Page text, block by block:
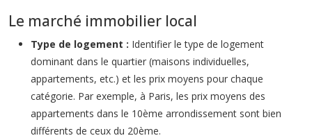
Le marché immobilier local
Type de logement : Identifier le type de logement
dominant dans le quartier (maisons individuelles,
appartements, etc.) et les prix moyens pour chaque
catégorie. Par exemple, à Paris, les prix moyens des
appartements dans le 10ème arrondissement sont bien
différents de ceux du 20ème.